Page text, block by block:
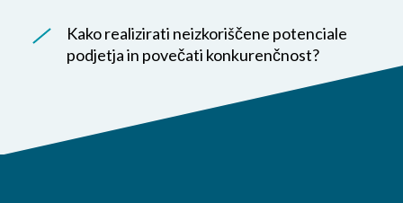
Kako realizirati neizkoriščene potenciale
podjetja in povečati konkurenčnost?